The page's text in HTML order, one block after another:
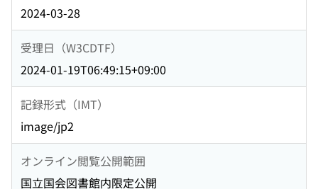
2024-03-28
受理日（W3CDTF）
2024-01-19T06:49:15+09:00
記録形式（IMT）
image/jp2
オンライン閲覧公開範囲
国立国会図書館内限定公開